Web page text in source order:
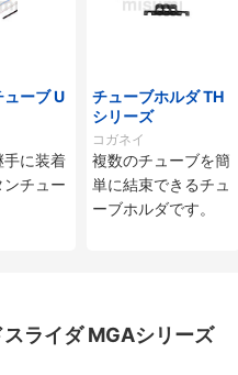
ューブ U
手に装着
チュー
チューブホルダ TH
シリーズ
コガネイ
複数のチューブを簡
単に結束できるチュ
ーブホルダです。
ライダ MGAシリーズ